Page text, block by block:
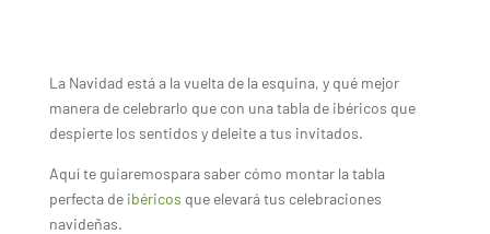
La Navidad está a la vuelta de la esquina, y qué mejor
manera de celebrarlo que con una tabla de ibéricos que
despierte los sentidos y deleite a tus invitados.
Aquí te guiaremospara saber cómo montar la tabla
perfecta de ibéricos que elevará tus celebraciones
navideñas.